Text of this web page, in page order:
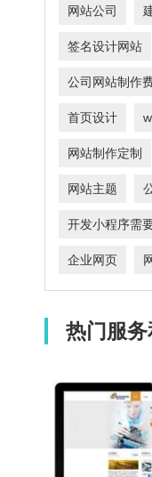
网站公司
签名设计网站
公司网站制作
首页设计
网站制作定制
网站主题
开发小程序需
企业网页
热门服